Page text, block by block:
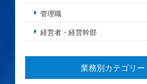
管理職
経営者・経営幹部
業務別カテゴリー